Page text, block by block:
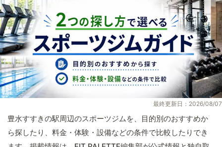
最終更新日：2026/08/07
豊水すすきの駅周辺のスポーツジムを、目的別のおすすめか
ら探したり、料金・体験・設備などの条件で比較したりでき